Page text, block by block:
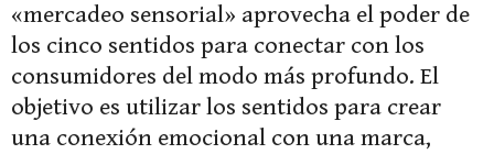
«mercadeo sensorial» aprovecha el poder de
los cinco sentidos para conectar con los
consumidores del modo más profundo. El
objetivo es utilizar los sentidos para crear
una conexión emocional con una marca,